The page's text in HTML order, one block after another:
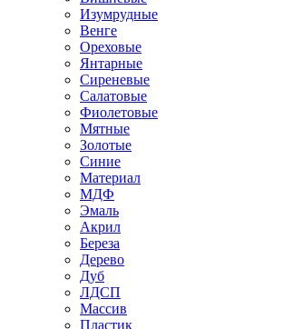
Изумрудные
Венге
Ореховые
Янтарные
Сиреневые
Салатовые
Фиолетовые
Мятные
Золотые
Синие
Материал
МДФ
Эмаль
Акрил
Береза
Дерево
Дуб
ЛДСП
Массив
Пластик